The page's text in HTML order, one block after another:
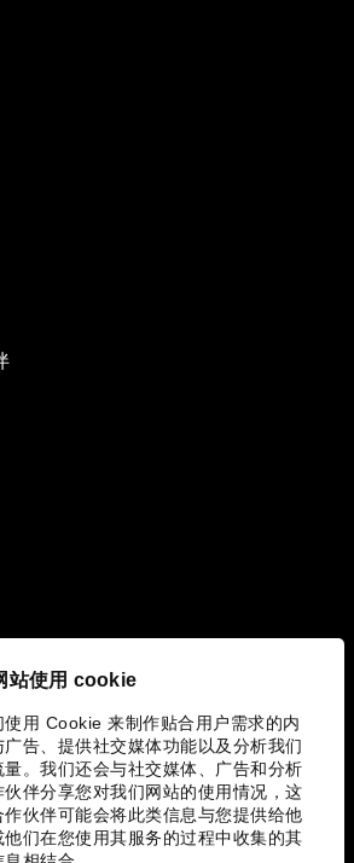
站使用 cookie
使用 Cookie 来制作贴合用户需求的内
广告、提供社交媒体功能以及分析我们
量。我们还会与社交媒体、广告和分析
伙伴分享您对我们网站的使用情况，这
作伙伴可能会将此类信息与您提供给他
他们在您使用其服务的过程中收集的其